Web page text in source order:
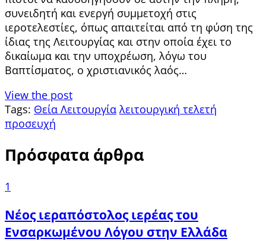
συνειδητή και ενεργή συμμετοχή στις
ιεροτελεστίες, όπως απαιτείται από τη φύση της
ίδιας της Λειτουργίας και στην οποία έχει το
δικαίωμα και την υποχρέωση, λόγω του
Βαπτίσματος, ο χριστιανικός λαός…
View the post
Tags: Θεία Λειτουργία λειτουργική τελετή
προσευχή
Πρόσφατα άρθρα
1
Νέος ιεραπόστολος ιερέας του
Ενσαρκωμένου Λόγου στην Ελλάδα